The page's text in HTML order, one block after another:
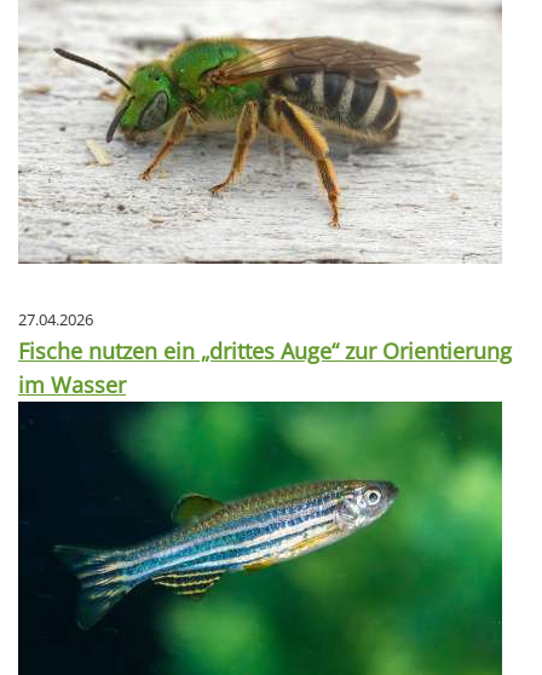
27.04.2026
Fische nutzen ein „drittes Auge“ zur Orientierung
im Wasser